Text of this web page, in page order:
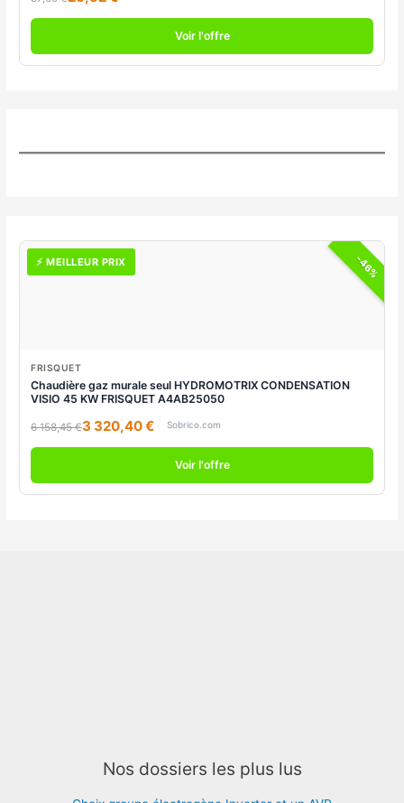
Voir l'offre
-46%
⚡ MEILLEUR PRIX
FRISQUET
Chaudière gaz murale seul HYDROMOTRIX CONDENSATION
VISIO 45 KW FRISQUET A4AB25050
6 158,45 €3 320,40 € Sobrico.com
Voir l'offre
Nos dossiers les plus lus